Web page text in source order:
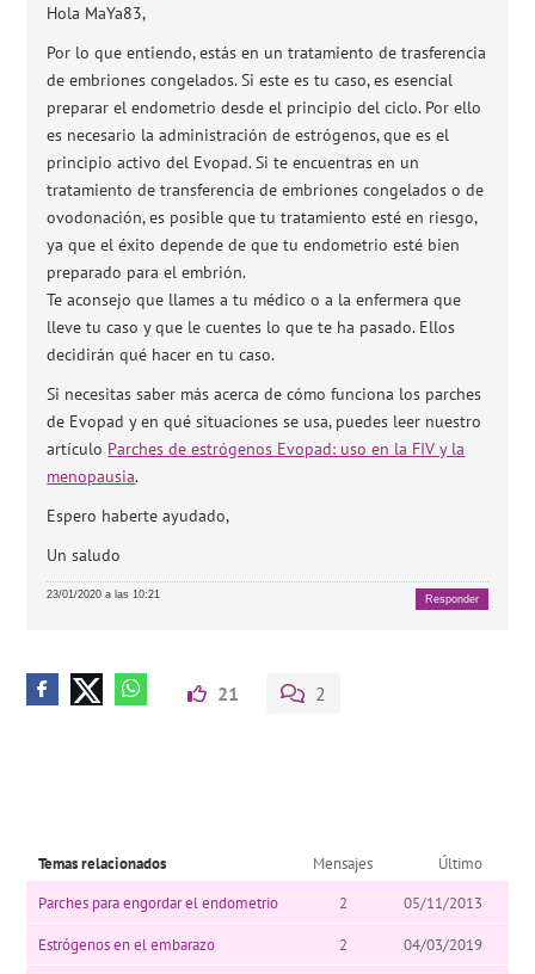
Hola MaYa83,
Por lo que entiendo, estás en un tratamiento de trasferencia
de embriones congelados. Si este es tu caso, es esencial
preparar el endometrio desde el principio del ciclo. Por ello
es necesario la administración de estrógenos, que es el
principio activo del Evopad. Si te encuentras en un
tratamiento de transferencia de embriones congelados o de
ovodonación, es posible que tu tratamiento esté en riesgo,
ya que el éxito depende de que tu endometrio esté bien
preparado para el embrión.
Te aconsejo que llames a tu médico o a la enfermera que
lleve tu caso y que le cuentes lo que te ha pasado. Ellos
decidirán qué hacer en tu caso.
Si necesitas saber más acerca de cómo funciona los parches
de Evopad y en qué situaciones se usa, puedes leer nuestro
artículo Parches de estrógenos Evopad: uso en la FIV y la
menopausia.
Espero haberte ayudado,
Un saludo
23/01/2020 a las 10:21 Responder
21 2
Temas relacionados Mensajes
Último
Parches para engordar el endometrio
2 05/11/2013
Estrógenos en el embarazo 2 04/03/2019